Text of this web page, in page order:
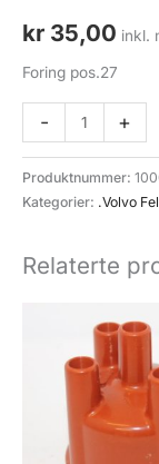
kr 35,00 inkl.
Foring pos.27
-
starter
(047-
027)
felt
+
Produktnummer:
Kategorier: .Volvo
Relaterte